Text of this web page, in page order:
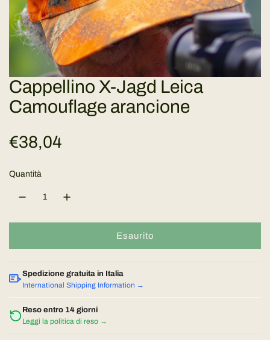
Cappellino X-Jagd Leica
Camouflage arancione
P
r
z
z
o
o
€38,04
Quantità
Esaurito
c
i
Spedizione gratuita in Italia
International Shipping Information →
Reso entro 14 giorni
Leggi la politica di reso →